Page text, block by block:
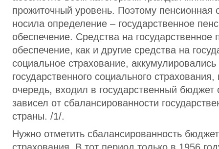
прожиточный уровень. Поэтому пенсионная
носила определение – государственное
обеспечение. Средства на государственное
обеспечение, как и другие средства на
социальное страхование,
государственного социального
очередь, входил в государственный бюджет
зависел от сбалансированности
страны. /1/.
Нужно отметить сбалансированность